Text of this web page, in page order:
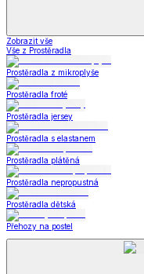
Zobrazit vše
Vše z Prostěradla
Prostěradla z mikroplyše
Prostěradla froté
Prostěradla jersey
Prostěradla s elastanem
Prostěradla plátěná
Prostěradla nepropustná
Prostěradla dětská
Přehozy na postel